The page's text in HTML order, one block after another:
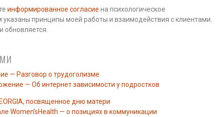
информированное согласие на психологическое
указаны принципы моей работы и взаимодействия с клиентами.
— Разговор о трудоголизме
— Об интернет зависимости у подростков
посвященное дню матери
Women’sHealth — о позициях в коммуникации